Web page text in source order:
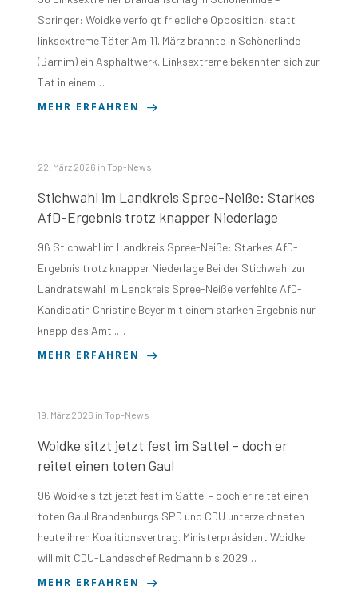
Springer: Woidke verfolgt friedliche Opposition, statt
linksextreme Täter Am 11. März brannte in Schönerlinde
(Barnim) ein Asphaltwerk. Linksextreme bekannten sich zur
Tat in einem…
MEHR ERFAHREN
22. März 2026 in Top-News
Stichwahl im Landkreis Spree-Neiße: Starkes
AfD-Ergebnis trotz knapper Niederlage
96 Stichwahl im Landkreis Spree-Neiße: Starkes AfD-
Ergebnis trotz knapper Niederlage Bei der Stichwahl zur
Landratswahl im Landkreis Spree-Neiße verfehlte AfD-
Kandidatin Christine Beyer mit einem starken Ergebnis nur
knapp das Amt..…
MEHR ERFAHREN
19. März 2026 in Top-News
Woidke sitzt jetzt fest im Sattel – doch er
reitet einen toten Gaul
96 Woidke sitzt jetzt fest im Sattel – doch er reitet einen
toten Gaul Brandenburgs SPD und CDU unterzeichneten
heute ihren Koalitionsvertrag. Ministerpräsident Woidke
will mit CDU-Landeschef Redmann bis 2029…
MEHR ERFAHREN